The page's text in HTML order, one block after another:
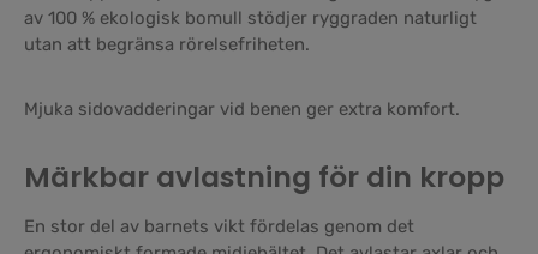
av 100 % ekologisk bomull stödjer ryggraden naturligt
utan att begränsa rörelsefriheten.
Mjuka sidovadderingar vid benen ger extra komfort.
Märkbar avlastning för din kropp
En stor del av barnets vikt fördelas genom det